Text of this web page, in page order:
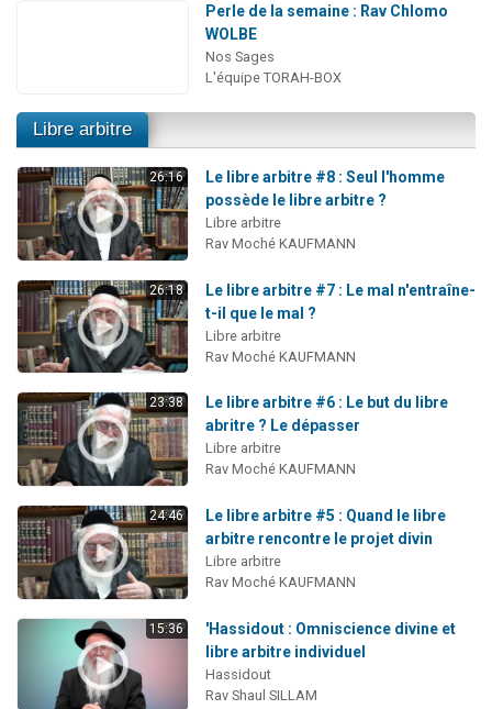
Perle de la semaine : Rav Chlomo
WOLBE
Nos Sages
L'équipe TORAH-BOX
Libre arbitre
26:16
Le libre arbitre #8 : Seul l'homme
possède le libre arbitre ?
Libre arbitre
Rav Moché KAUFMANN
26:18
Le libre arbitre #7 : Le mal n'entraîne-
t-il que le mal ?
Libre arbitre
Rav Moché KAUFMANN
23:38
Le libre arbitre #6 : Le but du libre
abritre ? Le dépasser
Libre arbitre
Rav Moché KAUFMANN
24:46
Le libre arbitre #5 : Quand le libre
arbitre rencontre le projet divin
Libre arbitre
Rav Moché KAUFMANN
15:36
'Hassidout : Omniscience divine et
libre arbitre individuel
Hassidout
Rav Shaul SILLAM